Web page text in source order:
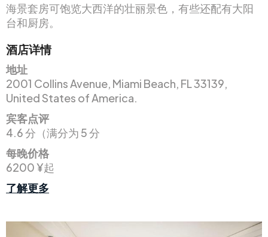
海景套房可饱览大西洋的壮丽景色，有些还配有大阳
台和厨房。
酒店详情
地址
2001 Collins Avenue, Miami Beach, FL 33139,
United States of America.
宾客点评
4.6 分（满分为 5 分
每晚价格
6200 ¥起
了解更多